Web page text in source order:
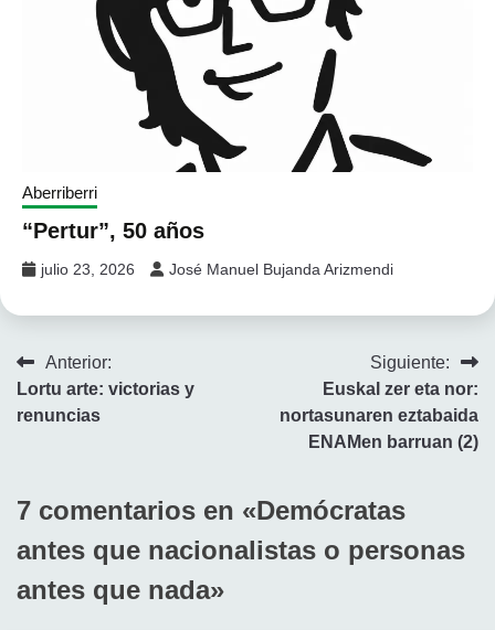
Aberriberri
“Pertur”, 50 años
julio 23, 2026 José Manuel Bujanda Arizmendi
Navegación
de
Anterior:
Lortu arte: victorias y
renuncias
Siguiente:
Euskal zer eta nor:
nortasunaren eztabaida
ENAMen barruan (2)
7 comentarios en «Demócratas
antes que nacionalistas o personas
antes que nada»